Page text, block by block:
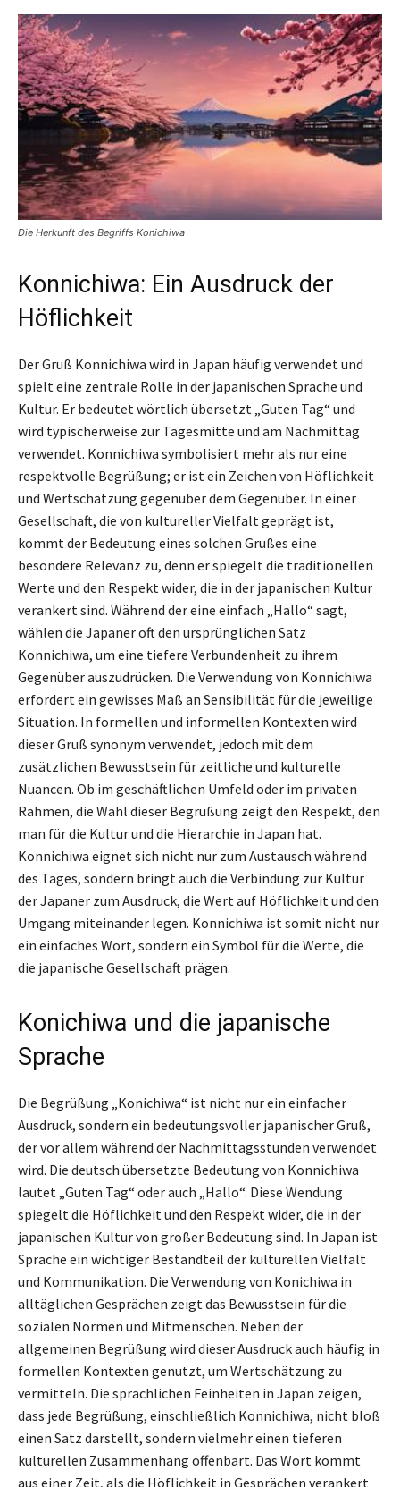
Die Herkunft des Begriffs Konichiwa
Konnichiwa: Ein Ausdruck der
Höflichkeit
Der Gruß Konnichiwa wird in Japan häufig verwendet und
spielt eine zentrale Rolle in der japanischen Sprache und
Kultur. Er bedeutet wörtlich übersetzt „Guten Tag“ und
wird typischerweise zur Tagesmitte und am Nachmittag
verwendet. Konnichiwa symbolisiert mehr als nur eine
respektvolle Begrüßung; er ist ein Zeichen von Höflichkeit
und Wertschätzung gegenüber dem Gegenüber. In einer
Gesellschaft, die von kultureller Vielfalt geprägt ist,
kommt der Bedeutung eines solchen Grußes eine
besondere Relevanz zu, denn er spiegelt die traditionellen
Werte und den Respekt wider, die in der japanischen Kultur
verankert sind. Während der eine einfach „Hallo“ sagt,
wählen die Japaner oft den ursprünglichen Satz
Konnichiwa, um eine tiefere Verbundenheit zu ihrem
Gegenüber auszudrücken. Die Verwendung von Konnichiwa
erfordert ein gewisses Maß an Sensibilität für die jeweilige
Situation. In formellen und informellen Kontexten wird
dieser Gruß synonym verwendet, jedoch mit dem
zusätzlichen Bewusstsein für zeitliche und kulturelle
Nuancen. Ob im geschäftlichen Umfeld oder im privaten
Rahmen, die Wahl dieser Begrüßung zeigt den Respekt, den
man für die Kultur und die Hierarchie in Japan hat.
Konnichiwa eignet sich nicht nur zum Austausch während
des Tages, sondern bringt auch die Verbindung zur Kultur
der Japaner zum Ausdruck, die Wert auf Höflichkeit und den
Umgang miteinander legen. Konnichiwa ist somit nicht nur
ein einfaches Wort, sondern ein Symbol für die Werte, die
die japanische Gesellschaft prägen.
Konichiwa und die japanische
Sprache
Die Begrüßung „Konichiwa“ ist nicht nur ein einfacher
Ausdruck, sondern ein bedeutungsvoller japanischer Gruß,
der vor allem während der Nachmittagsstunden verwendet
wird. Die deutsch übersetzte Bedeutung von Konnichiwa
lautet „Guten Tag“ oder auch „Hallo“. Diese Wendung
spiegelt die Höflichkeit und den Respekt wider, die in der
japanischen Kultur von großer Bedeutung sind. In Japan ist
Sprache ein wichtiger Bestandteil der kulturellen Vielfalt
und Kommunikation. Die Verwendung von Konichiwa in
alltäglichen Gesprächen zeigt das Bewusstsein für die
sozialen Normen und Mitmenschen. Neben der
allgemeinen Begrüßung wird dieser Ausdruck auch häufig in
formellen Kontexten genutzt, um Wertschätzung zu
vermitteln. Die sprachlichen Feinheiten in Japan zeigen,
dass jede Begrüßung, einschließlich Konnichiwa, nicht bloß
einen Satz darstellt, sondern vielmehr einen tieferen
kulturellen Zusammenhang offenbart. Das Wort kommt
aus einer Zeit, als die Höflichkeit in Gesprächen verankert